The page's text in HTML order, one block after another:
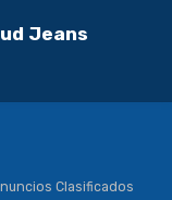
Jeans